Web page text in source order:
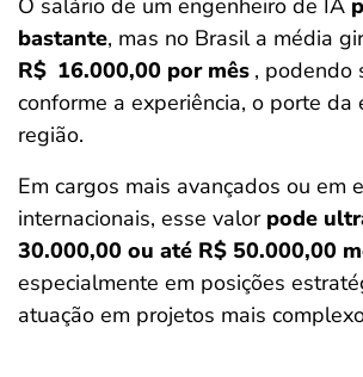
O salário de um engenheiro de IA
bastante, mas no Brasil a média
R$ 16.000,00 por mês , podendo
conforme a experiência, o porte da
região.
Em cargos mais avançados ou em
internacionais, esse valor pode
30.000,00 ou até R$ 50.000,00
especialmente em posições
atuação em projetos mais